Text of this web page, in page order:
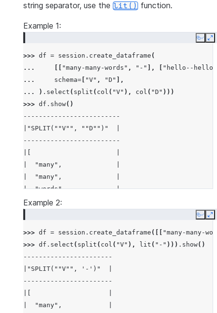
string separator, use the lit() function.
Example 1:
Copy
>>> df = session . create_dataframe (
...
"many-many-words" , "-" ],
"hello--hello"
...
schema= "V" , "D"
],
...
) . select ( split ( col ( "V" ), col ( "D" )))
>>> df . show()
-------------------------
|"SPLIT(""V"", ""D"")"  |
-------------------------
|  "many",              |
|  "many",              |
|  "words"              |
|]                      |
|  "hello"              |
|]                      |
Example 2:
Copy
>>> df = session . create_dataframe ([[
"many-many-
>>> df . select ( split ( col ( "V" ), lit ( "-" ))) . show()
-----------------------
|"SPLIT(""V"", '-')"  |
-----------------------
|  "many",            |